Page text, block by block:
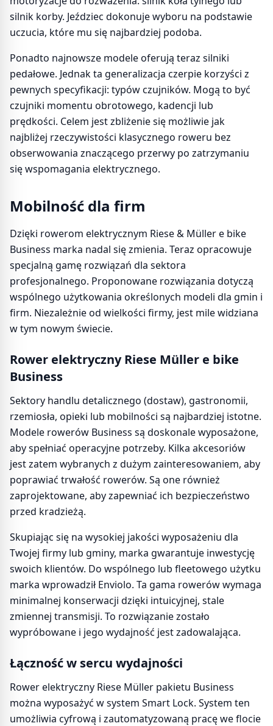
silnik korby. Jeździec dokonuje wyboru na podstawie
uczucia, które mu się najbardziej podoba.
Ponadto najnowsze modele oferują teraz silniki
pedałowe. Jednak ta generalizacja czerpie korzyści z
pewnych specyfikacji: typów czujników. Mogą to być
czujniki momentu obrotowego, kadencji lub
prędkości. Celem jest zbliżenie się możliwie jak
najbliżej rzeczywistości klasycznego roweru bez
obserwowania znaczącego przerwy po zatrzymaniu
się wspomagania elektrycznego.
Mobilność dla firm
Dzięki rowerom elektrycznym Riese & Müller e bike
Business marka nadal się zmienia. Teraz opracowuje
specjalną gamę rozwiązań dla sektora
profesjonalnego. Proponowane rozwiązania dotyczą
wspólnego użytkowania określonych modeli dla gmin i
firm. Niezależnie od wielkości firmy, jest mile widziana
w tym nowym świecie.
Rower elektryczny Riese Müller e bike
Business
Sektory handlu detalicznego (dostaw), gastronomii,
rzemiosła, opieki lub mobilności są najbardziej istotne.
Modele rowerów Business są doskonale wyposażone,
aby spełniać operacyjne potrzeby. Kilka akcesoriów
jest zatem wybranych z dużym zainteresowaniem, aby
poprawiać trwałość rowerów. Są one również
zaprojektowane, aby zapewniać ich bezpieczeństwo
przed kradzieżą.
Skupiając się na wysokiej jakości wyposażeniu dla
Twojej firmy lub gminy, marka gwarantuje inwestycję
swoich klientów. Do wspólnego lub fleetowego użytku
marka wprowadził Enviolo. Ta gama rowerów wymaga
minimalnej konserwacji dzięki intuicyjnej, stale
zmiennej transmisji. To rozwiązanie zostało
wypróbowane i jego wydajność jest zadowalająca.
Łączność w sercu wydajności
Rower elektryczny Riese Müller pakietu Business
można wyposażyć w system Smart Lock. System ten
umożliwia cyfrową i zautomatyzowaną pracę we flocie